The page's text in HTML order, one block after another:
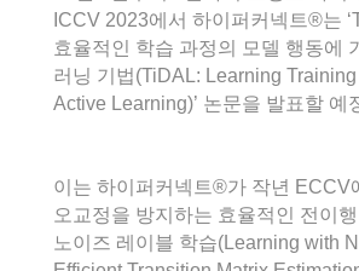
ICCV 2023에서 하이퍼커넥트®는
효율적인 학습 과정의 모델 행동에
러닝 기법(TiDAL: Learning
Active Learning)’ 논문을 발표할 예
이는 하이퍼커넥트®가 작년 ECCV
오교정을 방지하는 효율적인 전이
노이즈 레이블 학습(Learning with